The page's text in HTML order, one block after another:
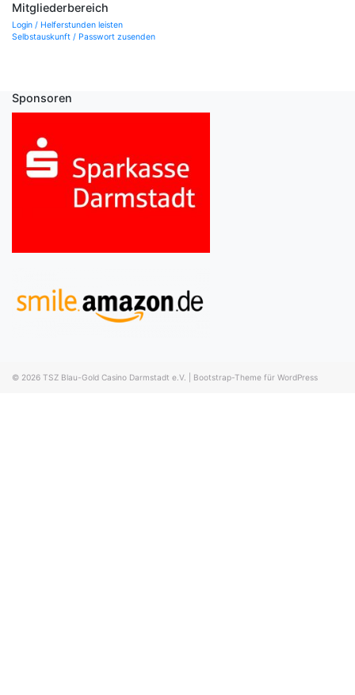
Mitgliederbereich
Login / Helferstunden leisten
Selbstauskunft / Passwort zusenden
Sponsoren
© 2026 TSZ Blau-Gold Casino Darmstadt e.V. Bootstrap-Theme für WordPress